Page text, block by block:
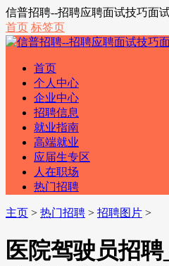
信普招聘--招聘应聘面试技巧面
首页 标签页
首页
个人中心
企业中心
招聘信息
就业指南
高端就业
应届生专区
人在职场
热门招聘
主页 > 热门招聘 > 招聘图片 >
医院驾驶员招